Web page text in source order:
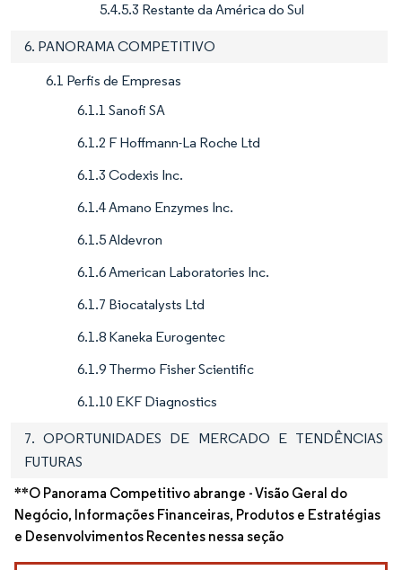
5.4.5.3 Restante da América do Sul
6. PANORAMA COMPETITIVO
6.1 Perfis de Empresas
6.1.1 Sanofi SA
6.1.2 F Hoffmann-La Roche Ltd
6.1.3 Codexis Inc.
6.1.4 Amano Enzymes Inc.
6.1.5 Aldevron
6.1.6 American Laboratories Inc.
6.1.7 Biocatalysts Ltd
6.1.8 Kaneka Eurogentec
6.1.9 Thermo Fisher Scientific
6.1.10 EKF Diagnostics
7. OPORTUNIDADES DE MERCADO E TENDÊNCIAS
FUTURAS
**O Panorama Competitivo abrange - Visão Geral do
Negócio, Informações Financeiras, Produtos e Estratégias
e Desenvolvimentos Recentes nessa seção